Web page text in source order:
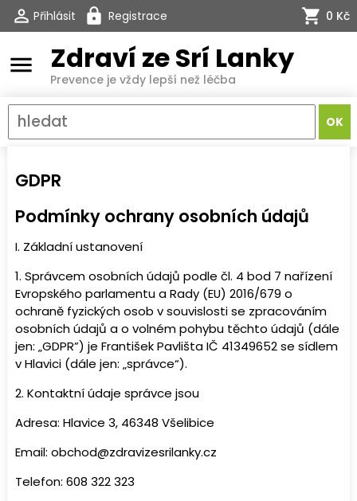
Přihlásit Registrace 0 Kč
menu Zdraví ze Srí Lanky
Prevence je vždy lepší než léčba
GDPR
Podmínky ochrany osobních údajů
I. Základní ustanovení
1. Správcem osobních údajů podle čl. 4 bod 7 nařízení
Evropského parlamentu a Rady (EU) 2016/679 o
ochraně fyzických osob v souvislosti se zpracováním
osobních údajů a o volném pohybu těchto údajů (dále
jen: „GDPR”) je František Pavlišta IČ 41349652 se sídlem
v Hlavici (dále jen: „správce“).
2. Kontaktní údaje správce jsou
Adresa: Hlavice 3, 46348 Všelibice
Email: obchod@zdravizesrilanky.cz
Telefon: 608 322 323